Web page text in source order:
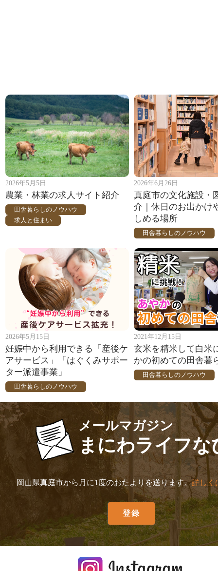
2026年5月5日
農業・林業の求人サイト紹介
田舎暮らしのノウハウ
求人と住まい
2026年6月26日
真庭市の文化施設・
介｜休日のお出かけ
しめる場所
田舎暮らしのノウハウ
2026年5月15日
妊娠中から利用できる「産後ケ
アサービス」「はぐくみサポー
ター派遣事業」
田舎暮らしのノウハウ
2021年12月15日
玄米を精米して白米
かの初めての田舎暮
田舎暮らしのノウハウ
メールマガジン
まにわライフな
岡山県真庭市から月に1度のおたよりを送ります。詳しく